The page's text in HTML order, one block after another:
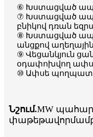
⑥ Խստացված
⑦ Խստացված
բնիկով դռան
⑧ Խստացված
անցքով
⑨ Վեցանկյուն
օդափոխվող
⑩ Ափսե
Նշում.MW